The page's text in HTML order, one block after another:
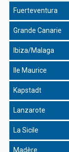
Fuerteventura
Grande Canarie
Ibiza/Malaga
Ile Maurice
Kapstadt
Lanzarote
La Sicile
Madère